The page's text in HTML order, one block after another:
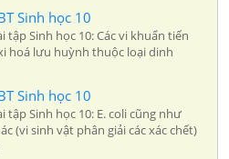
Sinh học 10
tập Sinh học 10: Các vi khuẩn tiến
hoá lưu huỳnh thuộc loại dinh
Sinh học 10
tập Sinh học 10: E. coli cũng như
(vi sinh vật phân giải các xác chết)